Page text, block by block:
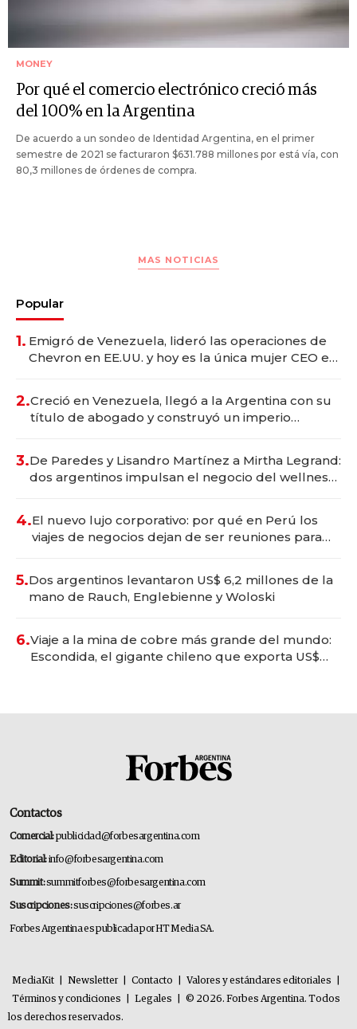
MONEY
Por qué el comercio electrónico creció más
del 100% en la Argentina
De acuerdo a un sondeo de Identidad Argentina, en el primer
semestre de 2021 se facturaron $631.788 millones por está vía, con
80,3 millones de órdenes de compra.
MAS NOTICIAS
Popular
1. Emigró de Venezuela, lideró las operaciones de
Chevron en EE.UU. y hoy es la única mujer CEO en
2.Creció en Venezuela, llegó a la Argentina con su
título de abogado y construyó un imperio
3.De Paredes y Lisandro Martínez a Mirtha Legrand:
dos argentinos impulsan el negocio del wellness
4.El nuevo lujo corporativo: por qué en Perú los
viajes de negocios dejan de ser reuniones para
5.Dos argentinos levantaron US$ 6,2 millones de la
mano de Rauch, Englebienne y Woloski
6.Viaje a la mina de cobre más grande del mundo:
Escondida, el gigante chileno que exporta US$
Contactos
Comercial:publicidad@forbesargentina.com
Editorial:info@forbesargentina.com
Summit:summitforbes@forbesargentina.com
Suscripciones:suscripciones@forbes.ar
Forbes Argentina es publicada por HT Media SA.
MediaKit Newsletter Contacto Valores y estándares editoriales
Términos y condiciones
Legales
© 2026. Forbes Argentina. Todos
los derechos reservados.